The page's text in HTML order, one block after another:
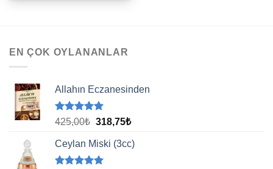
EN ÇOK OYLANANLAR
Allahın Eczanesinden
5 üzerinden
aldı
425,00₺ Orijinal
425,00₺.
318,75₺Şu
fiyat:
Ceylan Miski (3cc)